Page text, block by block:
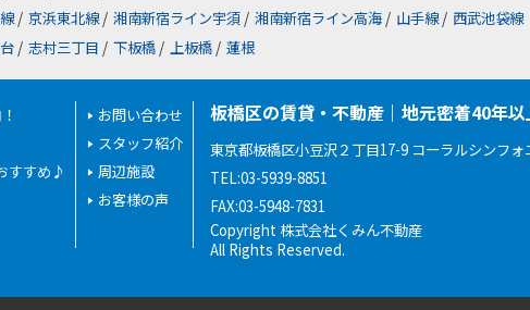
/ 京浜東北線 / 湘南新宿ライン宇須 / 湘南新宿ライン高海 / 山手線 / 西武池袋線
/ 志村三丁目 / 下板橋 / 上板橋 / 蓮根
すすめ♪
お問い合わせ
スタッフ紹介
周辺施設
お客様の声
板橋区の賃貸・不動産｜地元密着40年
東京都板橋区小豆沢２丁目17-9 コーラルシンフォ
TEL:03-5939-8851
FAX:03-5948-7831
Copyright 株式会社くみん不動産
All Rights Reserved.